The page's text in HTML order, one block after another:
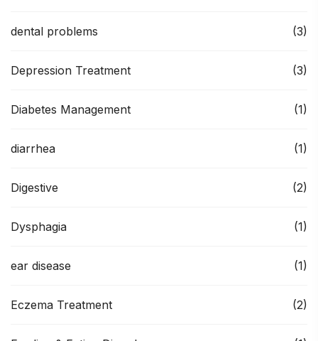
dental problems (3)
Depression Treatment (3)
Diabetes Management (1)
diarrhea (1)
Digestive (2)
Dysphagia (1)
ear disease (1)
Eczema Treatment (2)